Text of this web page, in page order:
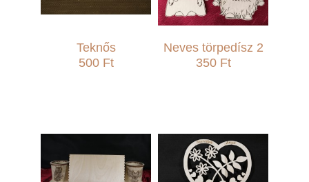
Teknős
500 Ft
Neves törpedísz 2
350 Ft